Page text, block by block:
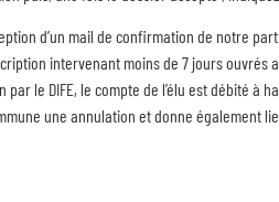
d’un mail de confirmation de notre
intervenant moins de 7 jours
le DIFE, le compte de l’élu est débité à
une annulation et donne également